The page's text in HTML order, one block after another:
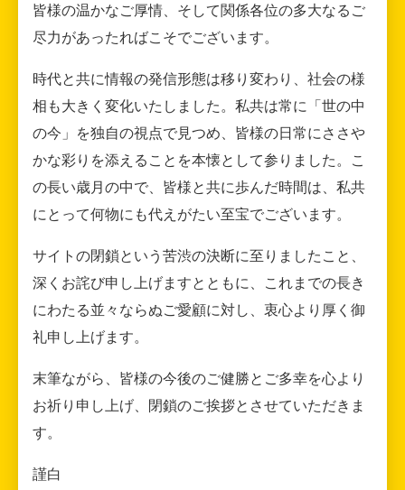
皆様の温かなご厚情、そして関係各位の多大なるご
尽力があったればこそでございます。
時代と共に情報の発信形態は移り変わり、社会の様
相も大きく変化いたしました。私共は常に「世の中
の今」を独自の視点で見つめ、皆様の日常にささや
かな彩りを添えることを本懐として参りました。こ
の長い歳月の中で、皆様と共に歩んだ時間は、私共
にとって何物にも代えがたい至宝でございます。
サイトの閉鎖という苦渋の決断に至りましたこと、
深くお詫び申し上げますとともに、これまでの長き
にわたる並々ならぬご愛顧に対し、衷心より厚く御
礼申し上げます。
末筆ながら、皆様の今後のご健勝とご多幸を心より
お祈り申し上げ、閉鎖のご挨拶とさせていただきま
す。
謹白